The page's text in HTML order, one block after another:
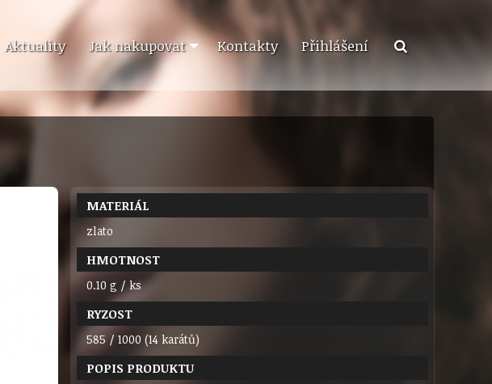
Aktuality Jak nakupovat Kontakty Přihlášení
MATERIÁL
zlato
HMOTNOST
0.10 g / ks
RYZOST
585 / 1000 (14 karátů)
POPIS PRODUKTU